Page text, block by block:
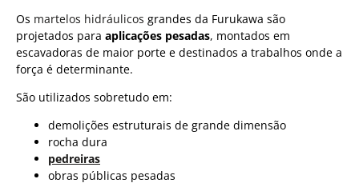
Os martelos hidráulicos grandes da Furukawa são
projetados para aplicações pesadas, montados em
escavadoras de maior porte e destinados a trabalhos onde a
força é determinante.
São utilizados sobretudo em:
demolições estruturais de grande dimensão
rocha dura
pedreiras
obras públicas pesadas